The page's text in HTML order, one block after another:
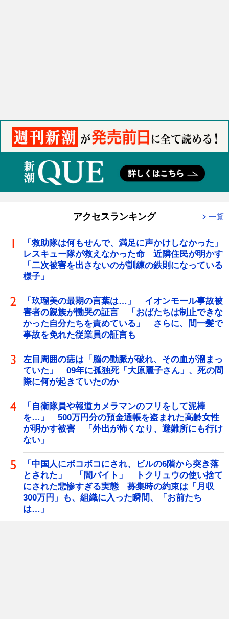
アクセスランキング 一覧
「救助隊は何もせんで、満足に声かけしなかった」
レスキュー隊が救えなかった命 近隣住民が明かす
「二次被害を出さないのが訓練の鉄則になっている
様子」
「玖瑠美の最期の言葉は…」 イオンモール事故被
害者の親族が慟哭の証言 「おばたちは制止できな
かった自分たちを責めている」 さらに、間一髪で
事故を免れた従業員の証言も
左目周囲の痣は「脳の動脈が破れ、その血が溜まっ
ていた」 09年に孤独死「大原麗子さん」、死の間
際に何が起きていたのか
「自衛隊員や報道カメラマンのフリをして泥棒
を…」 500万円分の預金通帳を盗まれた高齢女性
が明かす被害 「外出が怖くなり、避難所にも行け
ない」
「中国人にボコボコにされ、ビルの6階から突き落
とされた」 「闇バイト」 トクリュウの使い捨て
にされた悲惨すぎる実態 募集時の約束は「月収
300万円」も、組織に入った瞬間、「お前たち
は…」